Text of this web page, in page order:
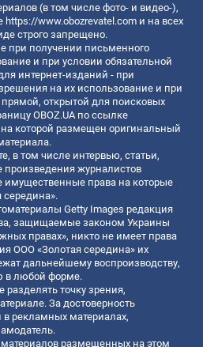
(в том числе фото- и видео-),
https://www.obozrevatel.com и на всех
строго запрещено.
при получении письменного
и при условии обязательной
интернет-изданий - при
на их использование и при
открытой для поисковых
OBOZ.UA по ссылке
на которой размещен оригинальный
в том числе интервью, статьи,
журналистов
права на которые
Getty Images редакция
защищаемые законом Украины
правах», никто не имеет права
ООО «Золотая середина» их
дальнейшему воспроизводству,
в любой форме.
разделять точку зрения,
За достоверность
рекламных материалах,
размещенных на этом